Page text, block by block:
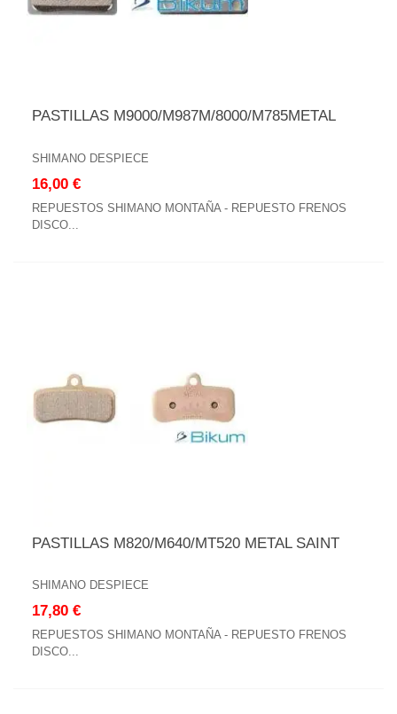
PASTILLAS M9000/M987M/8000/M785METAL
SHIMANO DESPIECE
16,00 €
REPUESTOS SHIMANO MONTAÑA - REPUESTO FRENOS
DISCO...
PASTILLAS M820/M640/MT520 METAL SAINT
SHIMANO DESPIECE
17,80 €
REPUESTOS SHIMANO MONTAÑA - REPUESTO FRENOS
DISCO...